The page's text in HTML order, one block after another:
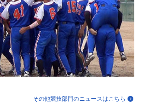
その他競技部門のニュースはこちら